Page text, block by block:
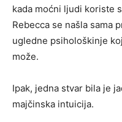
kada moćni ljudi koriste
Rebecca se našla sama
ugledne psihološkinje
može.
Ipak, jedna stvar bila je
majčinska intuicija.